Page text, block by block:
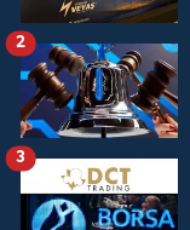
2
3